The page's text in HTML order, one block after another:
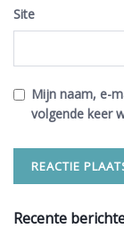
Site
Mijn naam, e-
volgende keer
Recente